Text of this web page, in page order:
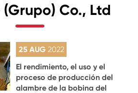
Co., Ltd
25 AUG 2022
El rendimiento, el uso y el
proceso de producción del
alambre de la bobina del